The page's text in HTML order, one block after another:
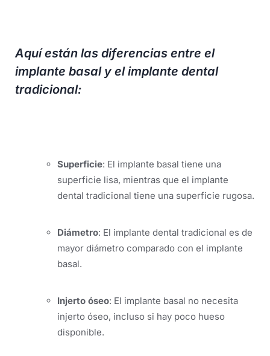
Aquí están las diferencias entre el
implante basal y el implante dental
tradicional:
Superficie: El implante basal tiene una
superficie lisa, mientras que el implante
dental tradicional tiene una superficie rugosa.
Diámetro: El implante dental tradicional es de
mayor diámetro comparado con el implante
basal.
Injerto óseo: El implante basal no necesita
injerto óseo, incluso si hay poco hueso
disponible.